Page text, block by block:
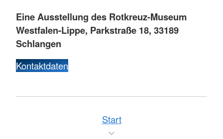
Eine Ausstellung des Rotkreuz-Museum
Westfalen-Lippe, Parkstraße 18, 33189
Schlangen
Kontaktdaten
Start